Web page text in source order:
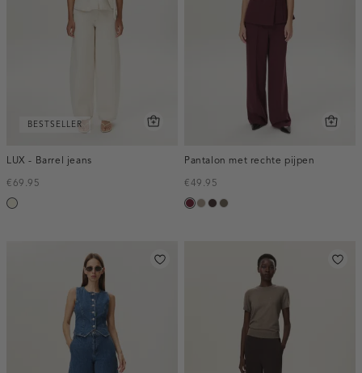
BESTSELLER
LUX - Barrel jeans
€69.95
ecru
Pantalon met rechte pijpen
€49.95
bordeaux,
taupe,
choco,
bruin